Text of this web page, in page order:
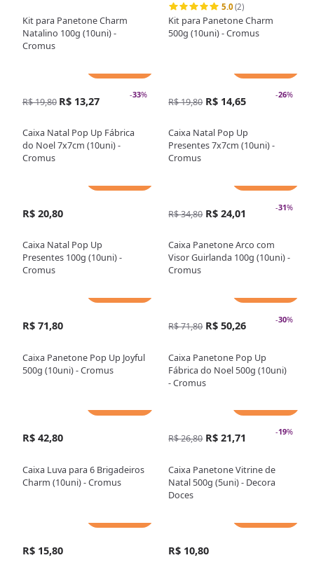
Kit para Panetone Charm
Natalino 100g (10uni) -
Cromus
5.0(2)
Kit para Panetone Charm
500g (10uni) - Cromus
-33%
R$ 19,80 R$ 13,27
Caixa Natal Pop Up Fábrica
do Noel 7x7cm (10uni) -
Cromus
-26%
R$ 19,80 R$ 14,65
Caixa Natal Pop Up
Presentes 7x7cm (10uni) -
Cromus
R$ 20,80
Caixa Natal Pop Up
Presentes 100g (10uni) -
Cromus
-31%
R$ 34,80 R$ 24,01
Caixa Panetone Arco com
Visor Guirlanda 100g (10uni) -
Cromus
R$ 71,80
Caixa Panetone Pop Up Joyful
500g (10uni) - Cromus
-30%
R$ 71,80 R$ 50,26
Caixa Panetone Pop Up
Fábrica do Noel 500g (10uni)
- Cromus
R$ 42,80
Caixa Luva para 6 Brigadeiros
Charm (10uni) - Cromus
-19%
R$ 26,80 R$ 21,71
Caixa Panetone Vitrine de
Natal 500g (5uni) - Decora
Doces
R$ 15,80 R$ 10,80